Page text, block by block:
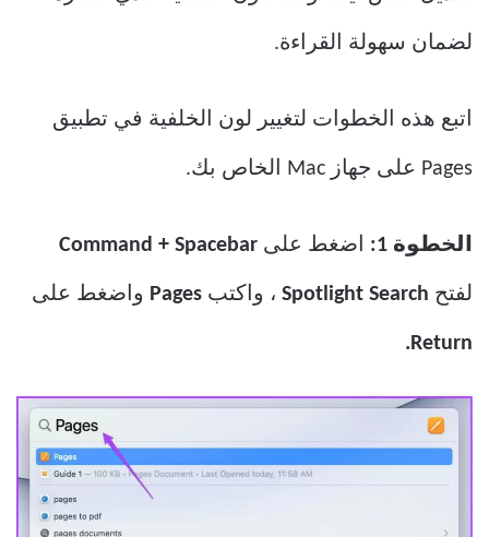
لضمان سهولة القراءة.
اتبع هذه الخطوات لتغيير لون الخلفية في تطبيق
Pages على جهاز Mac الخاص بك.
الخطوة 1: اضغط على Command + Spacebar
لفتح Spotlight Search ، واكتب Pages واضغط على
Return.